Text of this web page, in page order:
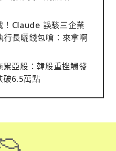
！Claude 誤駭三企業
長曬錢包嗆：來拿啊
累亞股：韓股重挫觸發
破6.5萬點